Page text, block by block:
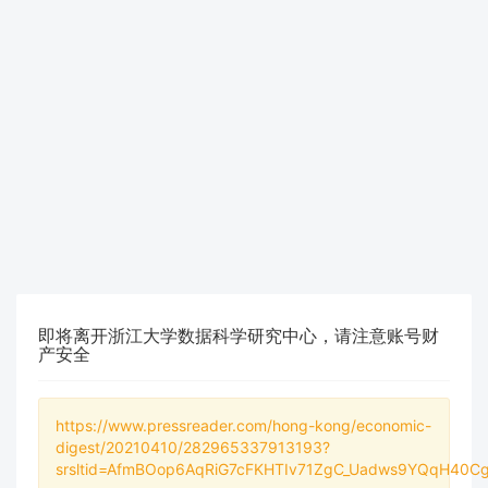
即将离开浙江大学数据科学研究中心，请注意账号财
产安全
https://www.pressreader.com/hong-kong/economic-
digest/20210410/282965337913193?